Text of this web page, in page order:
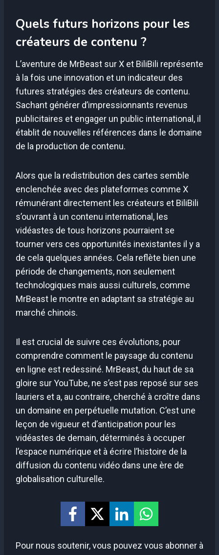
Quels futurs horizons pour les
créateurs de contenu ?
L’aventure de MrBeast sur X et BiliBili représente
à la fois une innovation et un indicateur des
futures stratégies des créateurs de contenu.
Sachant générer d’impressionnants revenus
publicitaires et engager un public international, il
établit de nouvelles références dans le domaine
de la production de contenu.
Alors que la redistribution des cartes semble
enclenchée avec des plateformes comme X
rémunérant directement les créateurs et BiliBili
s’ouvrant à un contenu international, les
vidéastes de tous horizons pourraient se
tourner vers ces opportunités inexistantes il y a
de cela quelques années. Cela reflète bien une
période de changements, non seulement
technologiques mais aussi culturels, comme
MrBeast le montre en adaptant sa stratégie au
marché chinois.
Il est crucial de suivre ces évolutions, pour
comprendre comment le paysage du contenu
en ligne est redessiné. MrBeast, du haut de sa
gloire sur YouTube, ne s’est pas reposé sur ses
lauriers et a, au contraire, cherché à croître dans
un domaine en perpétuelle mutation. C’est une
leçon de vigueur et d’anticipation pour les
vidéastes de demain, déterminés à occuper
l’espace numérique et à écrire l’histoire de la
diffusion du contenu vidéo dans une ère de
globalisation culturelle.
Pour nous soutenir, vous pouvez vous abonner à